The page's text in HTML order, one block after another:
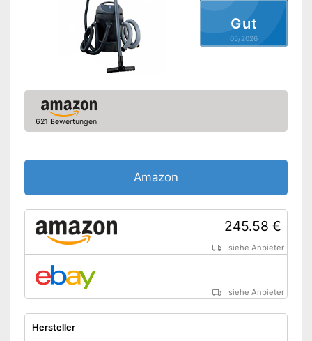
Gut
05/2026
621 Bewertungen
Amazon
245.58 €
siehe Anbieter
siehe Anbieter
Hersteller